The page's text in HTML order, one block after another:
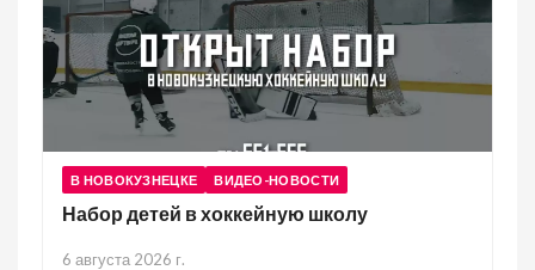
В НОВОКУЗНЕЦКЕ ВИДЕО-НОВОСТИ
Набор детей в хоккейную школу
6 августа 2026 г.